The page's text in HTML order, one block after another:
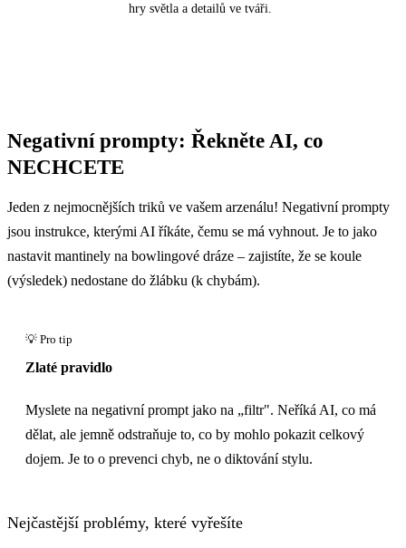
hry světla a detailů ve tváři.
Negativní prompty: Řekněte AI, co
NECHCETE
Jeden z nejmocnějších triků ve vašem arzenálu! Negativní prompty
jsou instrukce, kterými AI říkáte, čemu se má vyhnout. Je to jako
nastavit mantinely na bowlingové dráze – zajistíte, že se koule
(výsledek) nedostane do žlábku (k chybám).
Zlaté pravidlo
Myslete na negativní prompt jako na „filtr". Neříká AI, co má
dělat, ale jemně odstraňuje to, co by mohlo pokazit celkový
dojem. Je to o prevenci chyb, ne o diktování stylu.
Nejčastější problémy, které vyřešíte